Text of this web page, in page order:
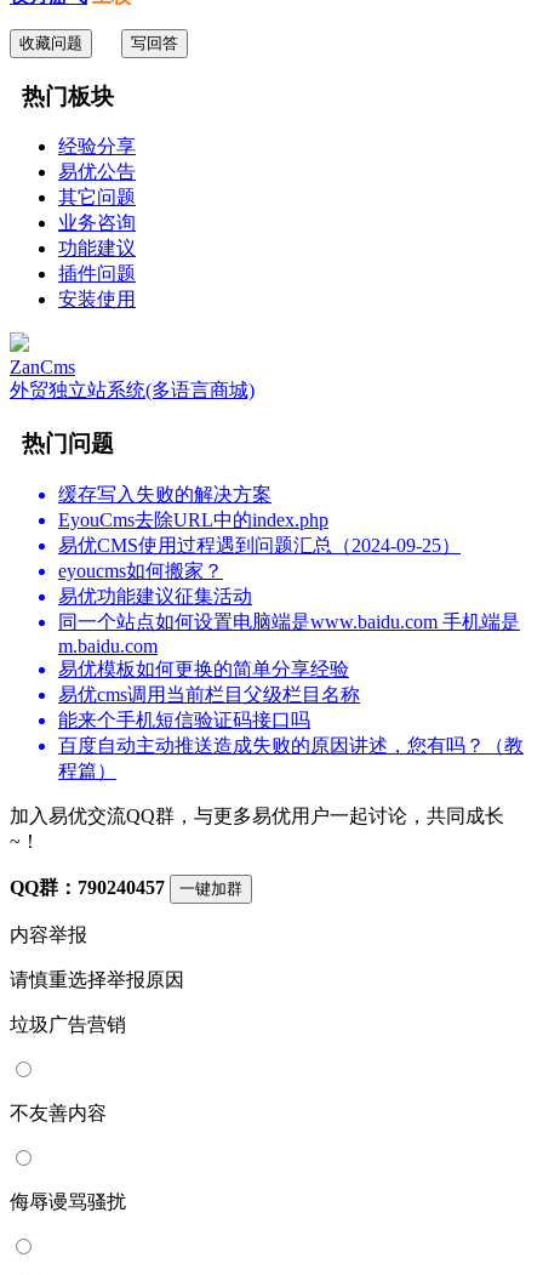
收藏问题 写回答
热门板块
经验分享
易优公告
其它问题
业务咨询
功能建议
插件问题
安装使用
ZanCms
外贸独立站系统(多语言商城)
热门问题
缓存写入失败的解决方案
EyouCms去除URL中的index.php
易优CMS使用过程遇到问题汇总（2024-09-25）
eyoucms如何搬家？
易优功能建议征集活动
同一个站点如何设置电脑端是www.baidu.com 手机端是
m.baidu.com
易优模板如何更换的简单分享经验
易优cms调用当前栏目父级栏目名称
能来个手机短信验证码接口吗
百度自动主动推送造成失败的原因讲述，您有吗？（教
程篇）
加入易优交流QQ群，与更多易优用户一起讨论，共同成长
~！
QQ群：790240457 一键加群
内容举报
请慎重选择举报原因
垃圾广告营销
不友善内容
侮辱谩骂骚扰